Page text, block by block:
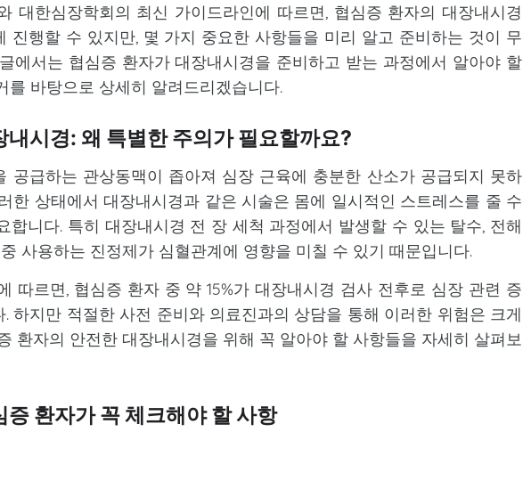
대한심장학회의 최신 가이드라인에 따르면, 협심증 환자의 대장내시경
진행할 수 있지만, 몇 가지 중요한 사항들을 미리 알고 준비하는 것이 무
에서는 협심증 환자가 대장내시경을 준비하고 받는 과정에서 알아야 할
를 바탕으로 상세히 알려드리겠습니다.
내시경: 왜 특별한 주의가 필요할까요?
공급하는 관상동맥이 좁아져 심장 근육에 충분한 산소가 공급되지 못하
한 상태에서 대장내시경과 같은 시술은 몸에 일시적인 스트레스를 줄 수
합니다. 특히 대장내시경 전 장 세척 과정에서 발생할 수 있는 탈수, 전해
사용하는 진정제가 심혈관계에 영향을 미칠 수 있기 때문입니다.
따르면, 협심증 환자 중 약 15%가 대장내시경 검사 전후로 심장 관련 증
하지만 적절한 사전 준비와 의료진과의 상담을 통해 이러한 위험은 크게
환자의 안전한 대장내시경을 위해 꼭 알아야 할 사항들을 자세히 살펴보
증 환자가 꼭 체크해야 할 사항